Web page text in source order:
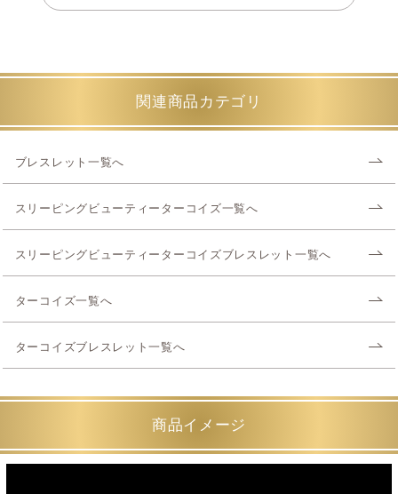
関連商品カテゴリ
ブレスレット一覧へ
スリーピングビューティーターコイズ一覧へ
スリーピングビューティーターコイズブレスレット一覧へ
ターコイズ一覧へ
ターコイズブレスレット一覧へ
商品イメージ